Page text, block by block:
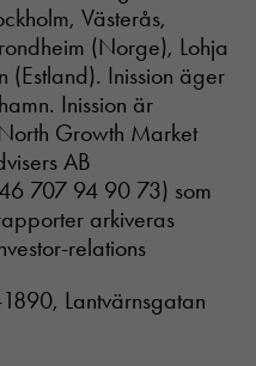
Västerås,
(Norge), Lohja
(Estland). Inission äger
Inission är
Growth Market
AB
707 94 90 73) som
arkiveras
relations
Lantvärnsgatan